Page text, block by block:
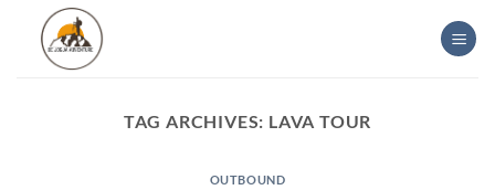
content
TAG ARCHIVES: LAVA TOUR
OUTBOUND